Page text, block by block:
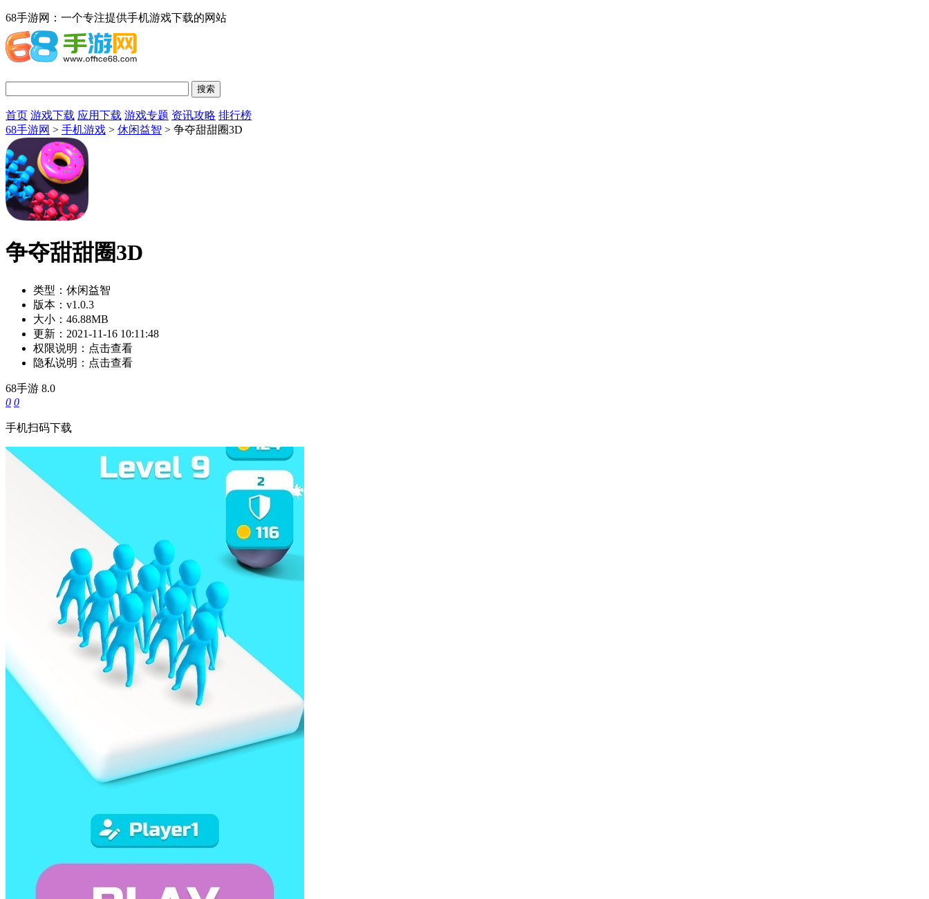
68手游网：一个专注提供手机游戏下载的网站
首页 游戏下载 应用下载 游戏专题 资讯攻略 排行榜
68手游网 > 手机游戏 > 休闲益智 > 争夺甜甜圈3D
争夺甜甜圈3D
类型： 休闲益智
版本： v1.0.3
大小： 46.88MB
更新： 2021-11-16 10:11:48
权限说明： 点击查看
隐私说明： 点击查看
68手游 8.0
0 0
手机扫码下载